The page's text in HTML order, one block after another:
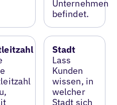
Unternehmen
befindet.
Stadt
Lass
Kunden
wissen, in
welcher
Stadt sich